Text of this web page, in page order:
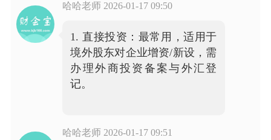
哈哈老师 2026-01-17 09:50
1. 直接投资：最常用，适用于
境外股东对企业增资/新设，需
办理外商投资备案与外汇登
记。
哈哈老师 2026-01-17 09:51